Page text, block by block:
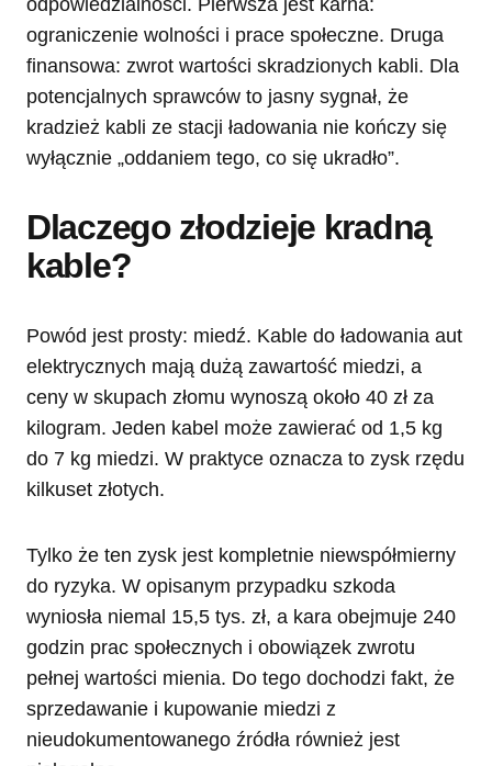
odpowiedzialności. Pierwsza jest karna:
ograniczenie wolności i prace społeczne. Druga
finansowa: zwrot wartości skradzionych kabli. Dla
potencjalnych sprawców to jasny sygnał, że
kradzież kabli ze stacji ładowania nie kończy się
wyłącznie „oddaniem tego, co się ukradło”.
Dlaczego złodzieje kradną
kable?
Powód jest prosty: miedź. Kable do ładowania aut
elektrycznych mają dużą zawartość miedzi, a
ceny w skupach złomu wynoszą około 40 zł za
kilogram. Jeden kabel może zawierać od 1,5 kg
do 7 kg miedzi. W praktyce oznacza to zysk rzędu
kilkuset złotych.
Tylko że ten zysk jest kompletnie niewspółmierny
do ryzyka. W opisanym przypadku szkoda
wyniosła niemal 15,5 tys. zł, a kara obejmuje 240
godzin prac społecznych i obowiązek zwrotu
pełnej wartości mienia. Do tego dochodzi fakt, że
sprzedawanie i kupowanie miedzi z
nieudokumentowanego źródła również jest